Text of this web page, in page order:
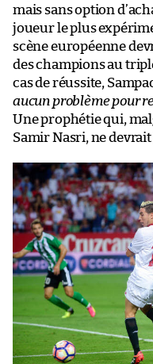
mais sans option
joueur le plus
scène européenne
des champions au
cas de réussite,
aucun problème pour
Une prophétie qui,
Samir Nasri, ne